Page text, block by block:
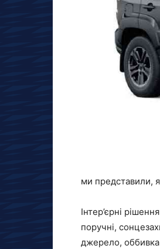
ми представили,
Інтер’єрні
поручні,
джерело, оббивка